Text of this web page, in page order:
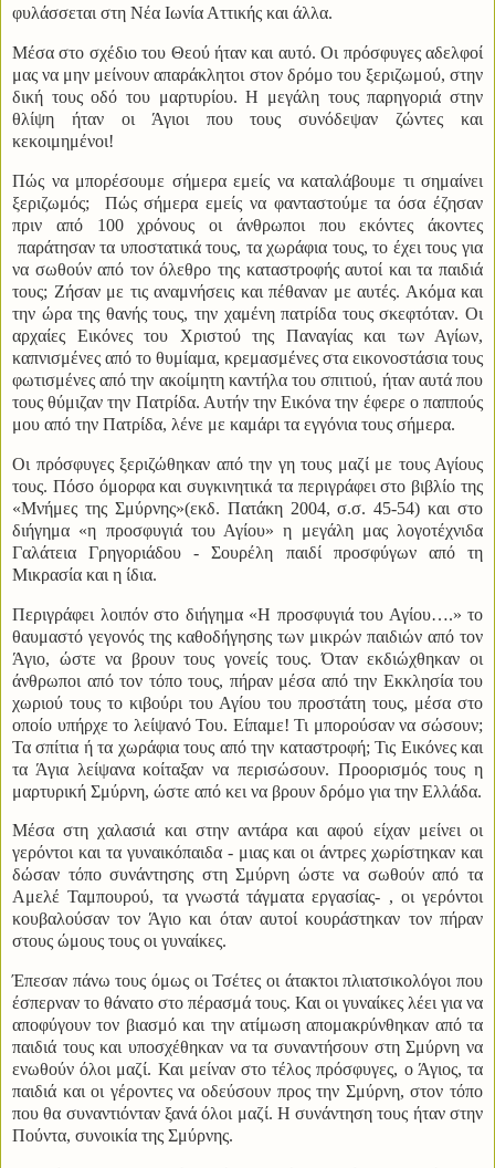
φυλάσσεται στη Νέα Ιωνία Αττικής και άλλα.
Μέσα στο σχέδιο του Θεού ήταν και αυτό. Οι πρόσφυγες αδελφοί
μας να μην μείνουν απαράκλητοι στον δρόμο του ξεριζωμού, στην
δική τους οδό του μαρτυρίου. Η μεγάλη τους παρηγοριά στην
θλίψη ήταν οι Άγιοι που τους συνόδεψαν ζώντες και
κεκοιμημένοι!
Πώς να μπορέσουμε σήμερα εμείς να καταλάβουμε τι σημαίνει
ξεριζωμός;
Πώς σήμερα εμείς να φανταστούμε τα όσα έζησαν
πριν από 100 χρόνους οι άνθρωποι που εκόντες άκοντες
παράτησαν τα υποστατικά τους, τα χωράφια τους, το έχει τους για
να σωθούν από τον όλεθρο της καταστροφής αυτοί και τα παιδιά
τους; Ζήσαν με τις αναμνήσεις και πέθαναν με αυτές. Ακόμα και
την ώρα της θανής τους, την χαμένη πατρίδα τους σκεφτόταν. Οι
αρχαίες Εικόνες του Χριστού της Παναγίας και των Αγίων,
καπνισμένες από το θυμίαμα, κρεμασμένες στα εικονοστάσια τους
φωτισμένες από την ακοίμητη καντήλα του σπιτιού, ήταν αυτά που
τους θύμιζαν την Πατρίδα. Αυτήν την Εικόνα την έφερε ο παππούς
μου από την Πατρίδα, λένε με καμάρι τα εγγόνια τους σήμερα.
Οι πρόσφυγες ξεριζώθηκαν από την γη τους μαζί με τους Αγίους
τους. Πόσο όμορφα και συγκινητικά τα περιγράφει στο βιβλίο της
«Μνήμες της Σμύρνης»(εκδ. Πατάκη 2004, σ.σ. 45-54) και στο
διήγημα «η προσφυγιά του Αγίου» η μεγάλη μας λογοτέχνιδα
Γαλάτεια Γρηγοριάδου - Σουρέλη παιδί προσφύγων από τη
Μικρασία και η ίδια.
Περιγράφει λοιπόν στο διήγημα «Η προσφυγιά του Αγίου….» το
θαυμαστό γεγονός της καθοδήγησης των μικρών παιδιών από τον
Άγιο, ώστε να βρουν τους γονείς τους. Όταν εκδιώχθηκαν οι
άνθρωποι από τον τόπο τους, πήραν μέσα από την Εκκλησία του
χωριού τους το κιβούρι του Αγίου του προστάτη τους, μέσα στο
οποίο υπήρχε το λείψανό Του. Είπαμε! Τι μπορούσαν να σώσουν;
Τα σπίτια ή τα χωράφια τους από την καταστροφή; Τις Εικόνες και
τα Άγια λείψανα κοίταξαν να περισώσουν. Προορισμός τους η
μαρτυρική Σμύρνη, ώστε από κει να βρουν δρόμο για την Ελλάδα.
Μέσα στη χαλασιά και στην αντάρα και αφού είχαν μείνει οι
γερόντοι και τα γυναικόπαιδα - μιας και οι άντρες χωρίστηκαν και
δώσαν τόπο συνάντησης στη Σμύρνη ώστε να σωθούν από τα
Αμελέ Ταμπουρού, τα γνωστά τάγματα εργασίας- , οι γερόντοι
κουβαλούσαν τον Άγιο και όταν αυτοί κουράστηκαν τον πήραν
στους ώμους τους οι γυναίκες.
Έπεσαν πάνω τους όμως οι Τσέτες οι άτακτοι πλιατσικολόγοι που
έσπερναν το θάνατο στο πέρασμά τους. Και οι γυναίκες λέει για να
αποφύγουν τον βιασμό και την ατίμωση απομακρύνθηκαν από τα
παιδιά τους και υποσχέθηκαν να τα συναντήσουν στη Σμύρνη να
ενωθούν όλοι μαζί. Και μείναν στο τέλος πρόσφυγες, ο Άγιος, τα
παιδιά και οι γέροντες να οδεύσουν προς την Σμύρνη, στον τόπο
που θα συναντιόνταν ξανά όλοι μαζί. Η συνάντηση τους ήταν στην
Πούντα, συνοικία της Σμύρνης.